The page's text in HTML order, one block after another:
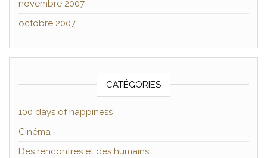
novembre 2007
octobre 2007
CATÉGORIES
100 days of happiness
Cinéma
Des rencontres et des humains